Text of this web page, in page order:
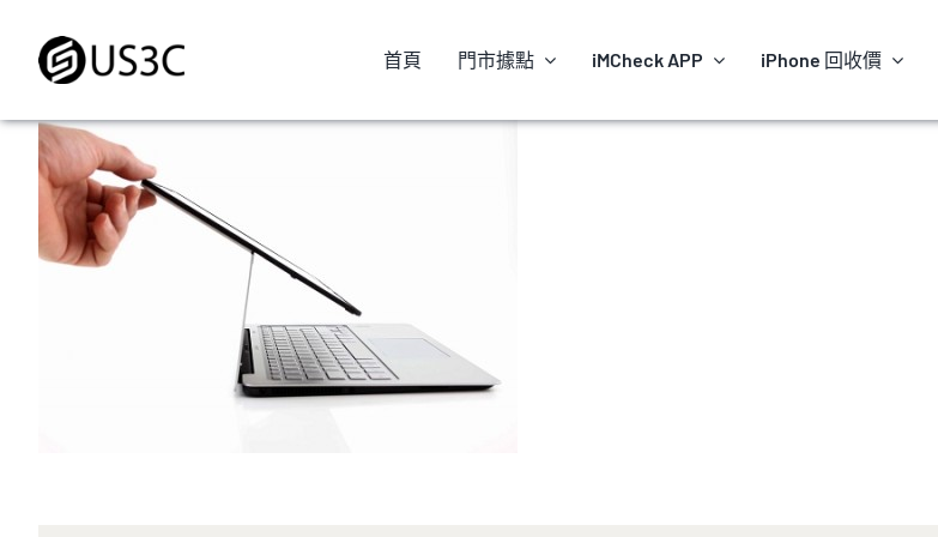
content
首頁 門市據點 iMCheck APP iPhone 回收價